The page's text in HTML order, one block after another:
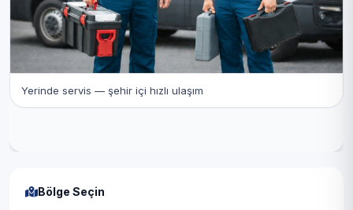
Yerinde servis — şehir içi hızlı ulaşım
Bölge Seçin